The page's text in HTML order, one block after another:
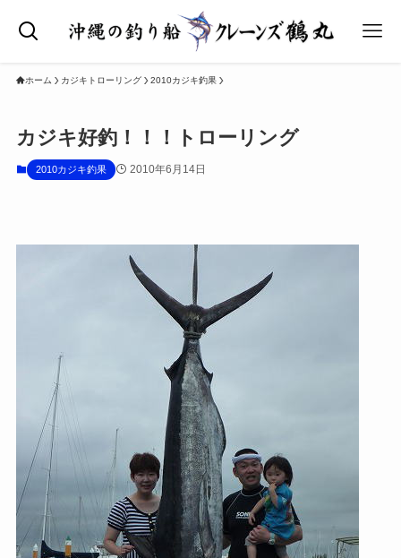
ホーム カジキトローリング 2010カジキ釣果
カジキ好釣！！！トローリング
2010カジキ釣果 2010年6月14日